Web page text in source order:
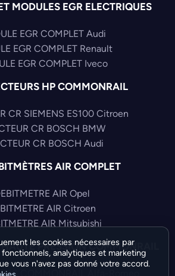
MODULES EGR ELECTRIQUES
EGR COMPLET Audi
EGR COMPLET Renault
EGR COMPLET Iveco
HP COMMONRAIL
CR SIEMENS ES100 Citroen
CR BOSCH BMW
CR BOSCH Audi
AIR COMPLET
AIR Opel
AIR Citroen
AIR Mitsubishi
PRESSION COMMONRAIL
COMMONRAIL Alfa-Romeo
les cookies nécessaires par
analytiques et marketing
vous n'avez pas donné votre accord.